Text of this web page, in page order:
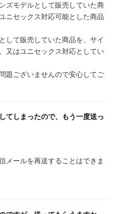
ズモデルとして販売していた商
ニセックス対応可能とした商品
して販売していた商品を、サイ
又はユニセックス対応としてい
題ございませんので安心してご
てしまったので、もう一度送っ
メールを再送することはできま